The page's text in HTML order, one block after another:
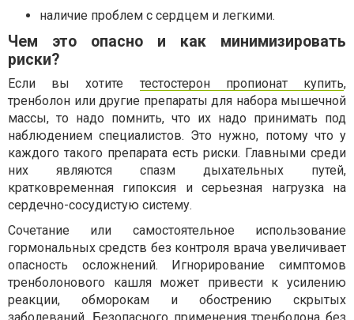
наличие проблем с сердцем и легкими.
Чем это опасно и как минимизировать
риски?
Если вы хотите тестостерон пропионат купить,
тренболон или другие препараты для набора мышечной
массы, то надо помнить, что их надо принимать под
наблюдением специалистов. Это нужно, потому что у
каждого такого препарата есть риски. Главными среди
них являются спазм дыхательных путей,
кратковременная гипоксия и серьезная нагрузка на
сердечно-сосудистую систему.
Сочетание или самостоятельное использование
гормональных средств без контроля врача увеличивает
опасность осложнений. Игнорирование симптомов
тренболонового кашля может привести к усилению
реакции, обморокам и обострению скрытых